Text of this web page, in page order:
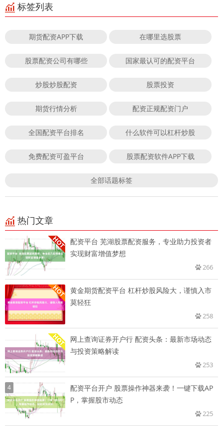
标签列表
期货配资APP下载 在哪里选股票
股票配资公司有哪些 国家最认可的配资平台
炒股炒股配资 股票投资
期货行情分析 配资正规配资门户
全国配资平台排名 什么软件可以杠杆炒股
免费配资可盈平台 股票配资软件APP下载
全部话题标签
热门文章
配资平台 芜湖股票配资服务，专业助力投资者
实现财富增值梦想
266
黄金期货配资平台 杠杆炒股风险大，谨慎入市
莫轻狂
258
网上查询证券开户行 配资头条：最新市场动态
与投资策略解读
253
4
配资平台开户 股票操作神器来袭！一键下载AP
P，掌握股市动态
225